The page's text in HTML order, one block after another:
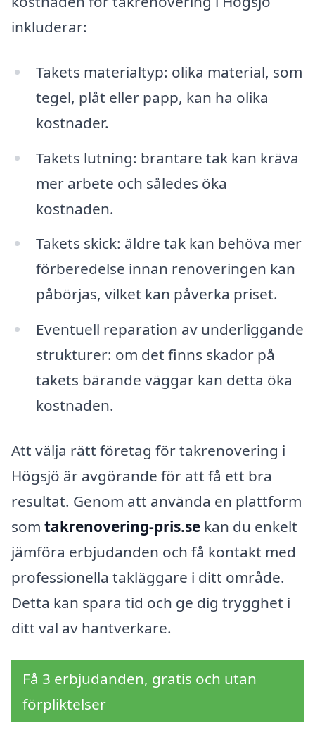
inkluderar:
Takets materialtyp: olika material, som
tegel, plåt eller papp, kan ha olika
kostnader.
Takets lutning: brantare tak kan kräva
mer arbete och således öka
kostnaden.
Takets skick: äldre tak kan behöva mer
förberedelse innan renoveringen kan
påbörjas, vilket kan påverka priset.
Eventuell reparation av underliggande
strukturer: om det finns skador på
takets bärande väggar kan detta öka
kostnaden.
Att välja rätt företag för takrenovering i
Högsjö är avgörande för att få ett bra
resultat. Genom att använda en plattform
som takrenovering-pris.se kan du enkelt
jämföra erbjudanden och få kontakt med
professionella takläggare i ditt område.
Detta kan spara tid och ge dig trygghet i
ditt val av hantverkare.
Få 3 erbjudanden, gratis och utan
förpliktelser